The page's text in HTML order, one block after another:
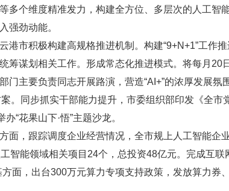
多个维度精准发力，构建全方位、多层次的人工智
强劲动能。
港市积极构建高规格推进机制。构建“9+N+1”工作
筹谋划相关工作。形成常态化推进模式。将每月20
主要负责同志开展路演，营造“AI+”的浓厚发展氛
。同步抓实干部能力提升，市委组织部印发《全
“花果山下·悟”主题沙龙。
面，跟踪调度企业经营情况，全市规上人工智能企
智能领域相关项目24个，总投资48亿元。完成互
面，出台300万元算力专项支持政策，发放算力券